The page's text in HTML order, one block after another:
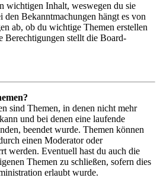
wichtigen Inhalt, weswegen du sie
den Bekanntmachungen hängt es von
ab, ob du wichtige Themen erstellen
Berechtigungen stellt die Board-
sind Themen, in denen nicht mehr
und bei denen eine laufende
beendet wurde. Themen können
einen Moderator oder
werden. Eventuell hast du auch die
Themen zu schließen, sofern dies
erlaubt wurde.